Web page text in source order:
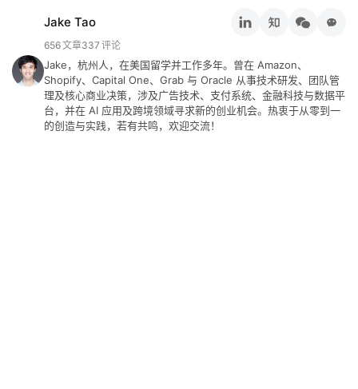
言
Jake Tao
656文章337 评论
Jake，杭州人，在美国留学并工作多年。曾在 Amazon、
Shopify、Capital One、Grab 与 Oracle 从事技术研发、团队管
理及核心商业决策，涉及广告技术、支付系统、金融科技与数据平
台，并在 AI 应用及跨境领域寻求新的创业机会。热衷于从零到一
的创造与实践，若有共鸣，欢迎交流！